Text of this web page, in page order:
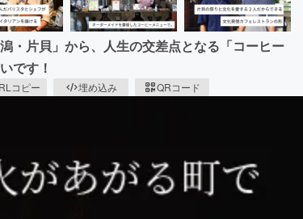
・片貝」から、人生の交差点となる「コーヒー
です！
コピー 埋め込み QRコード